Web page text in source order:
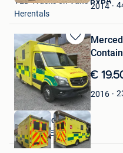
Favorieten2014
Herentals
Bewaren
in
Mijn
Favorieten
€
2016
Diac Medical
HARLINGEN